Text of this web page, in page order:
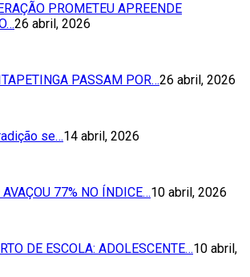
PROMETEU APREENDE
26 abril, 2026
PASSAM POR…26 abril, 2026
se…14 abril, 2026
77% NO ÍNDICE…10 abril, 2026
DE ESCOLA: ADOLESCENTE…10 abril,